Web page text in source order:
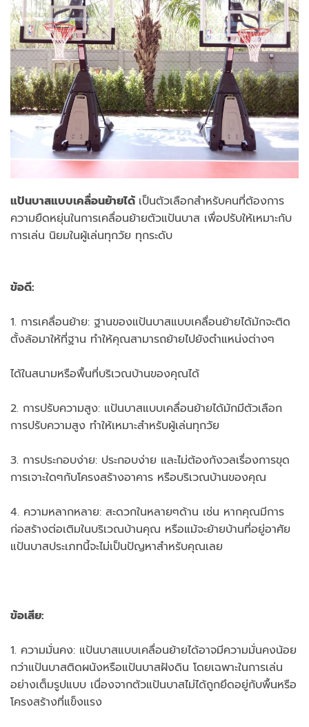
แป้นบาสแบบเคลื่อนย้ายได้ เป็นตัวเลือกสำหรับคนที่ต้องการ
ความยืดหยุ่นในการเคลื่อนย้ายตัวแป้นบาส เพื่อปรับให้เหมาะกับ
การเล่น นิยมในผู้เล่นทุกวัย ทุกระดับ
ข้อดี:
1. การเคลื่อนย้าย: ฐานของแป้นบาสแบบเคลื่อนย้ายได้มักจะติด
ตั้งล้อมาให้ที่ฐาน ทำให้คุณสามารถย้ายไปยังตำแหน่งต่างๆ
ได้ในสนามหรือพื้นที่บริเวณบ้านของคุณได้
2. การปรับความสูง: แป้นบาสแบบเคลื่อนย้ายได้มักมีตัวเลือก
การปรับความสูง ทำให้เหมาะสำหรับผู้เล่นทุกวัย
3. การประกอบง่าย: ประกอบง่าย และไม่ต้องกังวลเรื่องการขุด
การเจาะใดๆกับโครงสร้างอาคาร หรือบริเวณบ้านของคุณ
4. ความหลากหลาย: สะดวกในหลายๆด้าน เช่น หากคุณมีการ
ก่อสร้างต่อเติมในบริเวณบ้านคุณ หรือแม้จะย้ายบ้านที่อยู่อาศัย
แป้นบาสประเภทนี้จะไม่เป็นปัญหาสำหรับคุณเลย
ข้อเสีย:
1. ความมั่นคง: แป้นบาสแบบเคลื่อนย้ายได้อาจมีความมั่นคงน้อย
กว่าแป้นบาสติดผนังหรือแป้นบาสฝังดิน โดยเฉพาะในการเล่น
อย่างเต็มรูปแบบ เนื่องจากตัวแป้นบาสไม่ได้ถูกยึดอยู่กับพื้นหรือ
โครงสร้างที่แข็งแรง